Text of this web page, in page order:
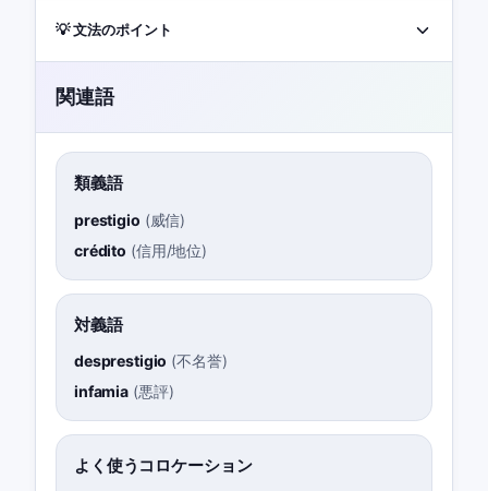
💡 文法のポイント
関連語
類義語
prestigio (威信)
crédito (信用/地位)
対義語
desprestigio (不名誉)
infamia (悪評)
よく使うコロケーション